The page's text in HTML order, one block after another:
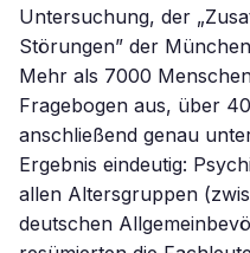
Untersuchung, der
Störungen” der
Mehr als 7000
Fragebogen aus, über
anschließend genau
Ergebnis eindeutig:
allen Altersgruppen
deutschen